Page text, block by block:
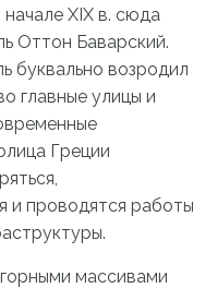
XIX в. сюда
Оттон Баварский.
буквально возродил
главные улицы и
Греции
и проводятся работы
массивами